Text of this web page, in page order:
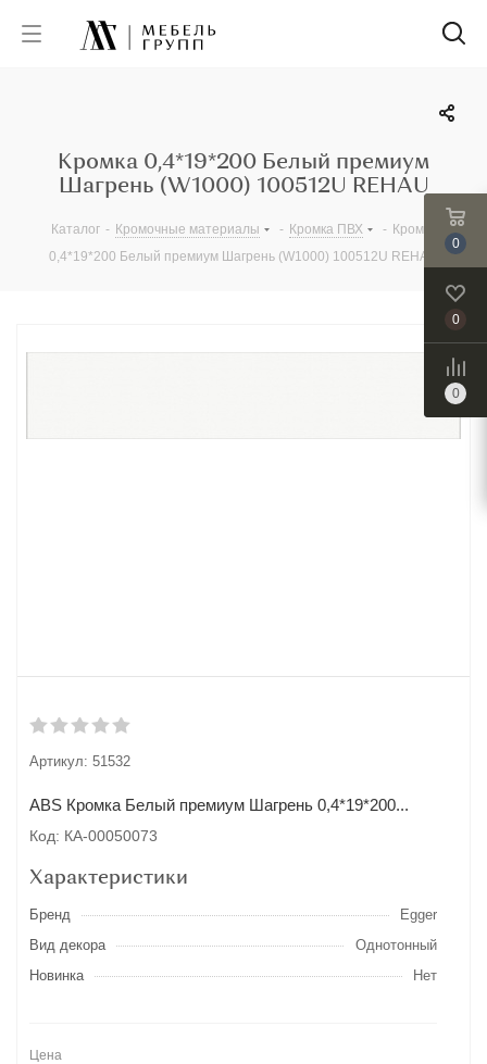
Кромка 0,4*19*200 Белый премиум
Шагрень (W1000) 100512U REHAU
Каталог - Кромочные материалы - Кромка ПВХ - Кромка
0,4*19*200 Белый премиум Шагрень (W1000) 100512U REHAU
Артикул: 51532
ABS Кромка Белый премиум Шагрень 0,4*19*200...
Код: КА-00050073
Характеристики
Бренд
Egger
Вид декора
Однотонный
Новинка
Нет
Цена
0
0
0